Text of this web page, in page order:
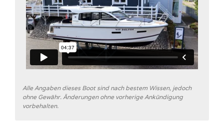
Alle Angaben dieses Boot sind nach bestem Wissen, jedoch
ohne Gewähr. Änderungen ohne vorherige Ankündigung
vorbehalten.